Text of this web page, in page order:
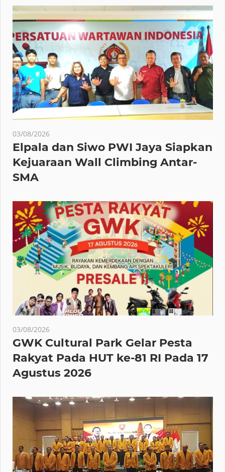
03/08/2026
Elpala dan Siwo PWI Jaya Siapkan
Kejuaraan Wall Climbing Antar-
SMA
03/08/2026
GWK Cultural Park Gelar Pesta
Rakyat Pada HUT ke-81 RI Pada 17
Agustus 2026